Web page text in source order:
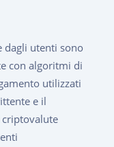
dagli utenti sono
con algoritmi di
utilizzati
e il